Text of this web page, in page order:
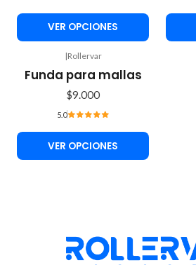
VER OPCIONES
|Rollervar
Funda para mallas
$9.000
5.0
VER OPCIONES